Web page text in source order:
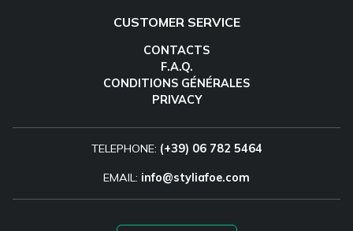
CUSTOMER SERVICE
CONTACTS
F.A.Q.
CONDITIONS GÉNÉRALES
PRIVACY
TELEPHONE: (+39) 06 782 5464
EMAIL: info@styliafoe.com